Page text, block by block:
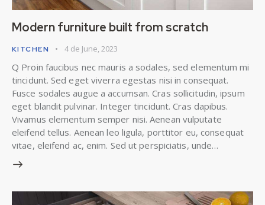
Modern furniture built from scratch
KITCHEN 4 de June, 2023
Q Proin faucibus nec mauris a sodales, sed elementum mi
tincidunt. Sed eget viverra egestas nisi in consequat.
Fusce sodales augue a accumsan. Cras sollicitudin, ipsum
eget blandit pulvinar. Integer tincidunt. Cras dapibus.
Vivamus elementum semper nisi. Aenean vulputate
eleifend tellus. Aenean leo ligula, porttitor eu, consequat
vitae, eleifend ac, enim. Sed ut perspiciatis, unde…